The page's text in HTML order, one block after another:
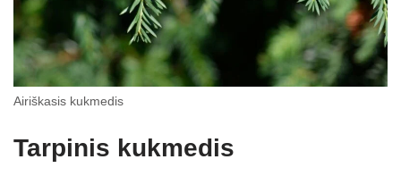
Airiškasis kukmedis
Tarpinis kukmedis